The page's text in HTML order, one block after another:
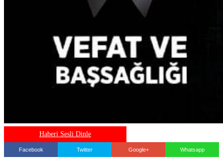
Haberi Sesli Dinle
Facebook Twitter Google+ Whatsapp